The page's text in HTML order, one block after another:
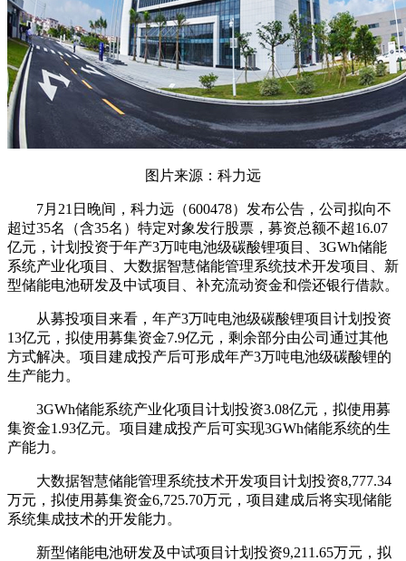
图片来源：科力远
7月21日晚间，科力远（600478）发布公告，公司拟向不
超过35名（含35名）特定对象发行股票，募资总额不超16.07
亿元，计划投资于年产3万吨电池级碳酸锂项目、3GWh储能
系统产业化项目、大数据智慧储能管理系统技术开发项目、新
型储能电池研发及中试项目、补充流动资金和偿还银行借款。
从募投项目来看，年产3万吨电池级碳酸锂项目计划投资
13亿元，拟使用募集资金7.9亿元，剩余部分由公司通过其他
方式解决。项目建成投产后可形成年产3万吨电池级碳酸锂的
生产能力。
3GWh储能系统产业化项目计划投资3.08亿元，拟使用募
集资金1.93亿元。项目建成投产后可实现3GWh储能系统的生
产能力。
大数据智慧储能管理系统技术开发项目计划投资8,777.34
万元，拟使用募集资金6,725.70万元，项目建成后将实现储能
系统集成技术的开发能力。
新型储能电池研发及中试项目计划投资9,211.65万元，拟